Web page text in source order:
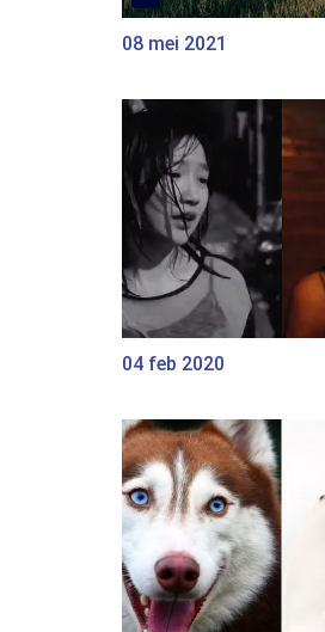
08 mei 2021
04 feb 2020